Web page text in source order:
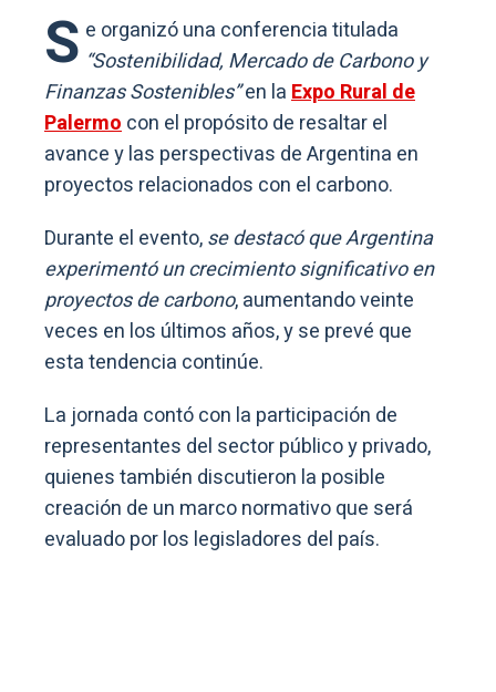
S e organizó una conferencia titulada
“Sostenibilidad, Mercado de Carbono y
Finanzas Sostenibles”en laExpo Rural de
Palermocon el propósito de resaltar el
avance y las perspectivas de Argentina en
proyectos relacionados con el carbono.
Durante el evento,se destacó que Argentina
experimentó un crecimiento significativo en
proyectos de carbono, aumentando veinte
veces en los últimos años, y se prevé que
esta tendencia continúe.
La jornada contó con la participación de
representantes del sector público y privado,
quienes también discutieron la posible
creación de un marco normativo que será
evaluado por los legisladores del país.